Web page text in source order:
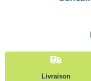
Livraison